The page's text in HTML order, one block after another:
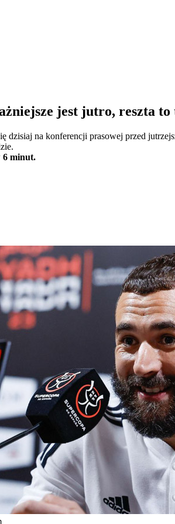
jest jutro, reszta to
dzisiaj na konferencji prasowej przed
6 minut.